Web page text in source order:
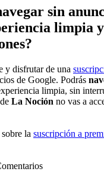
sin
limpia
y disfrutar de una
de Google. Podrás
limpia, sin
La Noción no vas a
la suscripción a